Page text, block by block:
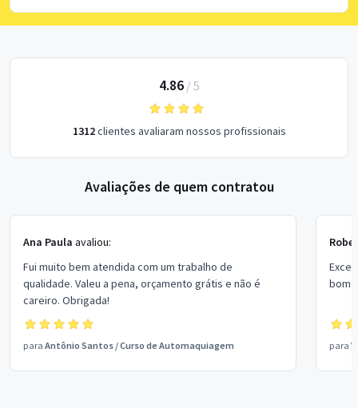
4.86/ 5
1312clientes avaliaram nossos profissionais
Avaliações de quem contratou
Ana Paula avaliou:
Fui muito bem atendida com um trabalho de
qualidade. Valeu a pena, orçamento grátis e não é
careiro. Obrigada!
para Antônio Santos /Curso de Automaquiagem
bom
para